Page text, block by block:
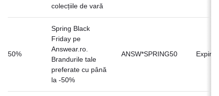
colecțiile de vară
50%
Spring Black
Friday pe
Answear.ro.
Brandurile tale
preferate cu până
la -50%
ANSW*SPRING50 Expirat